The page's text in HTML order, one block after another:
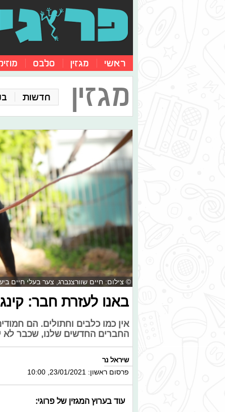
ראשי מגזין סלבס
מגזין חדשות
© צילום: חיים שוורצנברג, צער בעלי חיים
באנו לעזרת חבר:
אין כמו כלבים וחתולים. הם
החברים החדשים שלנו, שכבר לא
שיראל נר
פרסום ראשון: 23/01/2021, 10:00
עוד בערוץ המגזין של פרוגי: